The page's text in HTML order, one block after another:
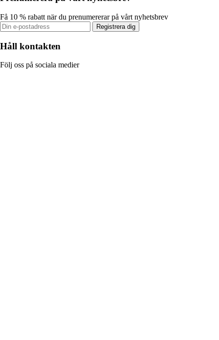
Få 10 % rabatt när du prenumererar på vårt nyhetsbrev
Registrera dig
Håll kontakten
Följ oss på sociala medier